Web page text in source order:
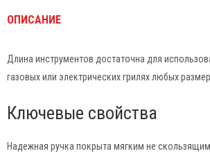
ОПИСАНИЕ
Длина инструментов достаточна для
газовых или электрических грилях любых
Ключевые свойства
Надежная ручка покрыта мягким не